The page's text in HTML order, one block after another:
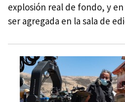
explosión real de fondo, y
ser agregada en la sala de